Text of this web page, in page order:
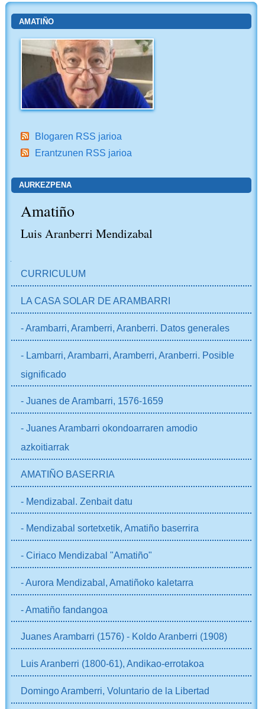
AMATIÑO
Blogaren RSS jarioa
Erantzunen RSS jarioa
AURKEZPENA
Amatiño
Luis Aranberri Mendizabal
CURRICULUM
LA CASA SOLAR DE ARAMBARRI
- Arambarri, Aramberri, Aranberri. Datos generales
- Lambarri, Arambarri, Aramberri, Aranberri. Posible
significado
- Juanes de Arambarri, 1576-1659
- Juanes Arambarri okondoarraren amodio
azkoitiarrak
AMATIÑO BASERRIA
- Mendizabal. Zenbait datu
- Mendizabal sortetxetik, Amatiño baserrira
- Ciriaco Mendizabal "Amatiño"
- Aurora Mendizabal, Amatiñoko kaletarra
- Amatiño fandangoa
Juanes Arambarri (1576) - Koldo Aranberri (1908)
Luis Aranberri (1800-61), Andikao-errotakoa
Domingo Aramberri, Voluntario de la Libertad